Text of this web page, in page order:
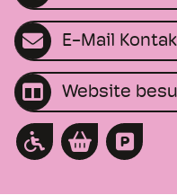
E-Mail
Website